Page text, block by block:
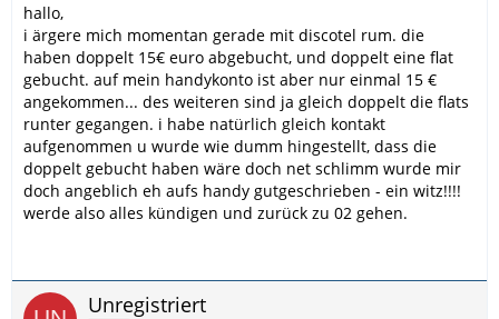
hallo,
i ärgere mich momentan gerade mit discotel rum. die
haben doppelt 15€ euro abgebucht, und doppelt eine flat
gebucht. auf mein handykonto ist aber nur einmal 15 €
angekommen... des weiteren sind ja gleich doppelt die flats
runter gegangen. i habe natürlich gleich kontakt
aufgenommen u wurde wie dumm hingestellt, dass die
doppelt gebucht haben wäre doch net schlimm wurde mir
doch angeblich eh aufs handy gutgeschrieben - ein witz!!!!
werde also alles kündigen und zurück zu 02 gehen.
Unregistriert